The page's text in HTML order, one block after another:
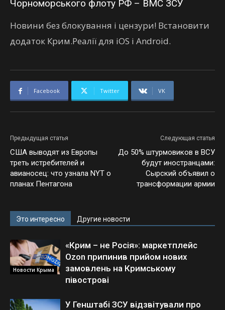
Чорноморського флоту РФ – ВМС ЗСУ
Новини без блокування і цензури! Встановити
додаток Крим.Реалії для iOS і Android.
Facebook Twitter VK
Предыдущая статья
США выводят из Европы
треть истребителей и
авианосец: что узнала NYT о
планах Пентагона
Следующая статья
До 50% штурмовиков в ВСУ
будут иностранцами:
Сырский объявил о
трансформации армии
Это интересно Другие новости
Новости Крыма
«Крим – не Росія»: маркетплейс
Ozon припинив прийом нових
замовлень на Кримському
півострові
У Генштабі ЗСУ відзвітували про